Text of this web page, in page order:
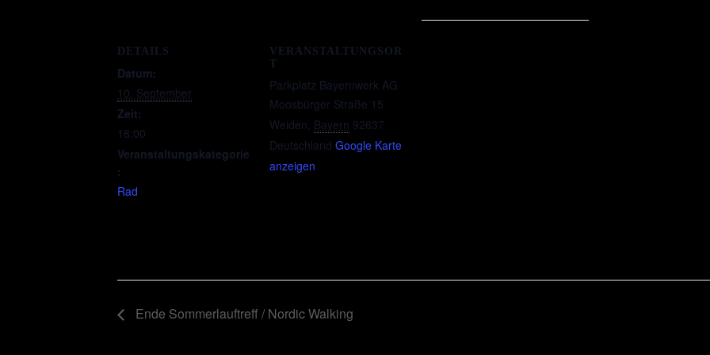
DETAILS
Datum:
10. September
Zeit:
18:00
Veranstaltungskategorie
:
Rad
VERANSTALTUNGSOR
T
Parkplatz Bayernwerk AG
Moosbürger Straße 15
Weiden Bayern 92637
Deutschland Google Karte
anzeigen
Ende Sommerlauftreff / Nordic Walking